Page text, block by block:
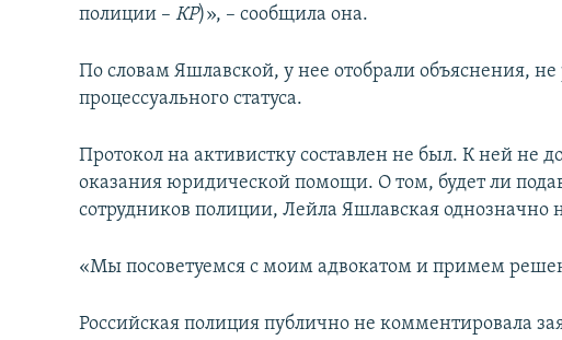
полиции –КР)», – сообщила она.
По словам Яшлавской, у нее отобрали объяснения, не
процессуального статуса.
Протокол на активистку составлен не был. К ней не
оказания юридической помощи. О том, будет ли
сотрудников полиции, Лейла Яшлавская однозначно
«Мы посоветуемся с моим адвокатом и примем
Российская полиция публично не комментировала